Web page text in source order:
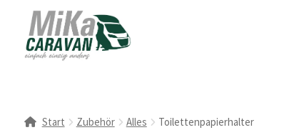
Start Zubehör Alles Toilettenpapierhalter